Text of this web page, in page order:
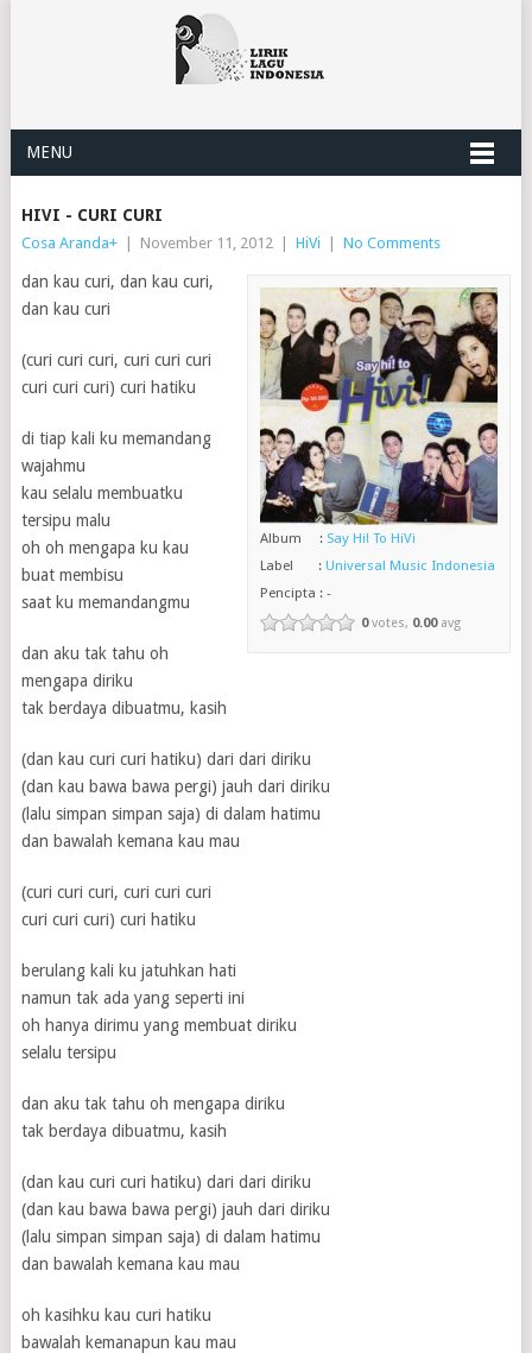
MENU
HIVI - CURI CURI
Cosa Aranda+ November 11, 2012 HiVi No Comments
Album : Say Hi! To HiVi
Label :Universal Music Indonesia
Pencipta : -
0votes, 0.00avg
dan kau curi, dan kau curi,
dan kau curi
(curi curi curi, curi curi curi
curi curi curi) curi hatiku
di tiap kali ku memandang
wajahmu
kau selalu membuatku
tersipu malu
oh oh mengapa ku kau
buat membisu
saat ku memandangmu
dan aku tak tahu oh
mengapa diriku
tak berdaya dibuatmu, kasih
(dan kau curi curi hatiku) dari dari diriku
(dan kau bawa bawa pergi) jauh dari diriku
(lalu simpan simpan saja) di dalam hatimu
dan bawalah kemana kau mau
(curi curi curi, curi curi curi
curi curi curi) curi hatiku
berulang kali ku jatuhkan hati
namun tak ada yang seperti ini
oh hanya dirimu yang membuat diriku
selalu tersipu
dan aku tak tahu oh mengapa diriku
tak berdaya dibuatmu, kasih
(dan kau curi curi hatiku) dari dari diriku
(dan kau bawa bawa pergi) jauh dari diriku
(lalu simpan simpan saja) di dalam hatimu
dan bawalah kemana kau mau
oh kasihku kau curi hatiku
bawalah kemanapun kau mau